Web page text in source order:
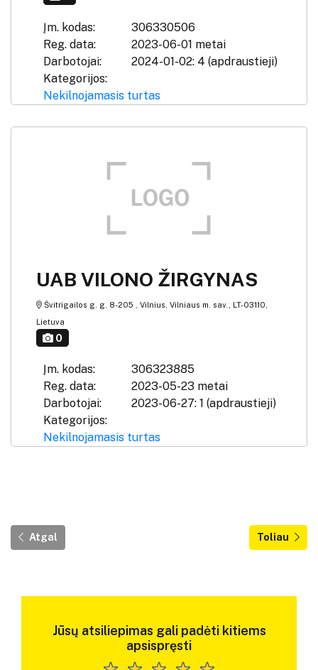
Įm. kodas:
306330506
Reg. data:
2023-06-01 metai
Darbotojai:
2024-01-02: 4 (apdraustieji)
Kategorijos:
Nekilnojamasis turtas
UAB VILONO ŽIRGYNAS
Švitrigailos g. g. 8-205 , Vilnius, Vilniaus m. sav., LT-03110,
Lietuva
0
Įm. kodas:
306323885
Reg. data:
2023-05-23 metai
Darbotojai:
2023-06-27: 1 (apdraustieji)
Kategorijos:
Nekilnojamasis turtas
Atgal Toliau
Jūsų atsiliepimas gali padėti kitiems
apsispręsti